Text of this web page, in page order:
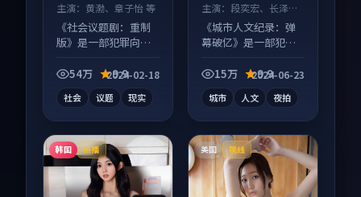
主演： 黄渤、章子怡 等
《社会议题剧：重制
版》是一部犯罪向电
信息量大，适合沉浸
54万 9.9
2024-02-18
社会 议题 现实
主演：段奕宏、长泽雅
美 等
《城市人文纪录：弹
幕破亿》是一部犯罪
质感在线，配乐与镜
15万 9.9
2024-06-23
城市 人文 夜拍
韩国 热播 美国 院线